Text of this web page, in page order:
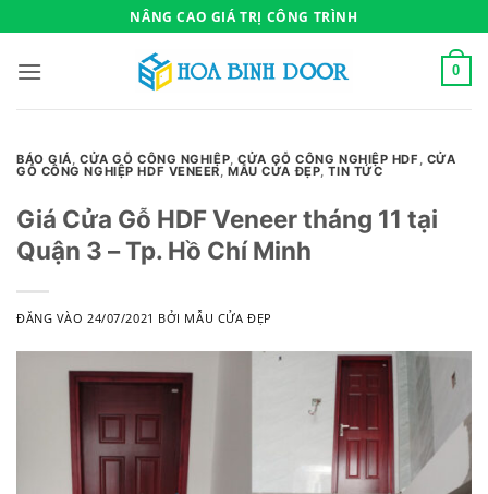
qua
nội
NÂNG CAO GIÁ TRỊ CÔNG TRÌNH
0
BÁO GIÁ,CỬA GỖ CÔNG NGHIỆP,CỬA GỖ CÔNG NGHIỆP HDF , CỬA
GỖ CÔNG NGHIỆP HDF VENEER,MẪU CỬA ĐẸP,TIN TỨC
Giá Cửa Gỗ HDF Veneer tháng 11 tại
Quận 3 – Tp. Hồ Chí Minh
ĐĂNG VÀO 24/07/2021 BỞI MẪU CỬA ĐẸP